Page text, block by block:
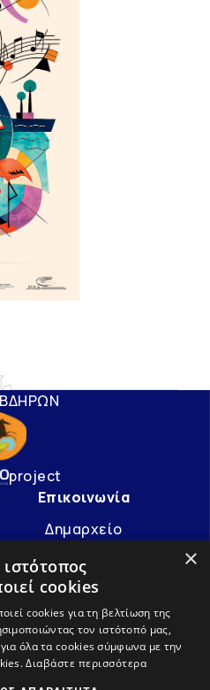
project
Επικοινωνία
Δημαρχείο
info@avdera.gr
2541352550
μας
×
cookies
cookies για τη βελτίωση της
τον ιστότοπό μας,
όλα τα cookies σύμφωνα με την
Διαβάστε περισσότερα